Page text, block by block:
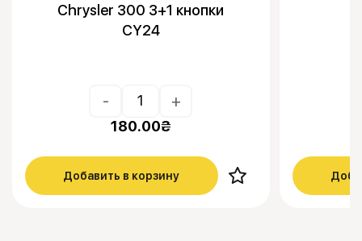
Chrysler 300 3+1 кнопки
CY24
- +
180.00₴
Добавить в корзину